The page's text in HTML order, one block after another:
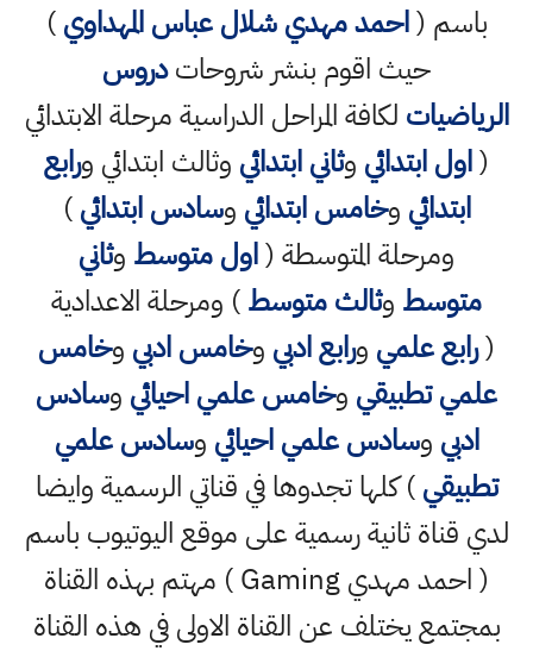
باسم (احمد مهدي شلال عباس المهداوي)
حيث اقوم بنشر شروحاتدروس
الرياضيات لكافة المراحل الدراسية مرحلة الابتدائي
(اول ابتدائي وثاني ابتدائي وثالث ابتدائي ورابع
ابتدائي وخامس ابتدائي وسادس ابتدائي)
ومرحلة المتوسطة (اول متوسط وثاني
متوسط وثالث متوسط) ومرحلة الاعدادية
(رابع علمي ورابع ادبي وخامس ادبي وخامس
علمي تطبيقي وخامس علمي احيائي وسادس
ادبي وسادس علمي احيائي وسادس علمي
تطبيقي) كلها تجدوها في قناتي الرسمية وايضا
لدي قناة ثانية رسمية على موقع اليوتيوب باسم
( احمد مهدي Gaming ) مهتم بهذه القناة
بمجتمع يختلف عن القناة الاولى في هذه القناة